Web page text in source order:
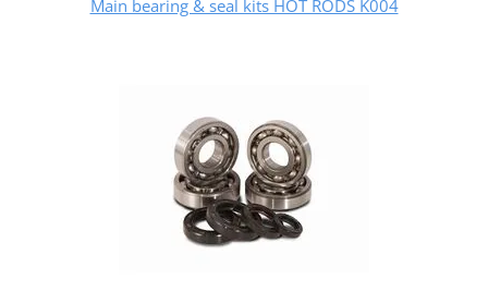
Main bearing & seal kits HOT RODS K004